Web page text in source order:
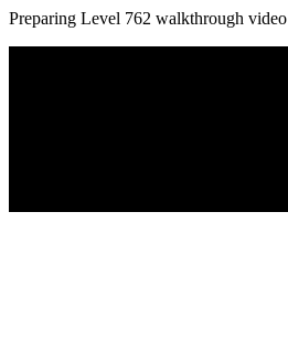
Preparing Level 762 walkthrough video